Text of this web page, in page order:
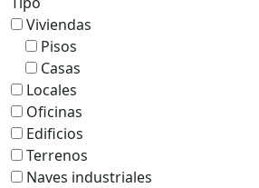
Viviendas
Pisos
Casas
Locales
Oficinas
Edificios
Terrenos
Naves industriales